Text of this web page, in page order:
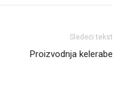
Sledeći tekst
Proizvodnja kelerabe